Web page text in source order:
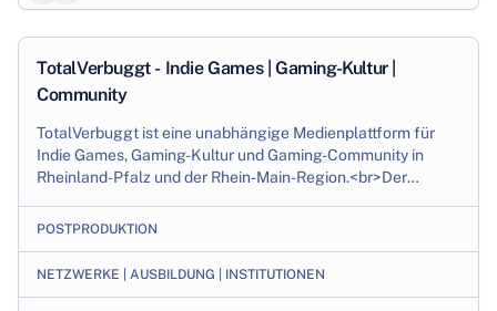
Production
TotalVerbuggt - Indie Games | Gaming-Kultur |
Community
TotalVerbuggt ist eine unabhängige Medienplattform für
Indie Games, Gaming-Kultur und Gaming-Community in
Rheinland-Pfalz und der Rhein-Main-Region.<br>Der
POSTPRODUKTION
NETZWERKE | AUSBILDUNG | INSTITUTIONEN